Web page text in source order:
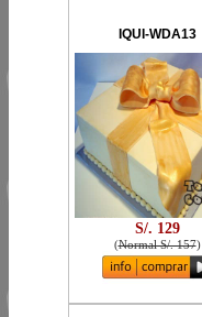
IQUI-WDA13
S/. 129
(Normal S/. 157)